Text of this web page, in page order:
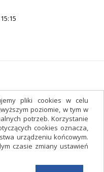
pliki cookies w celu
poziomie, w tym w
potrzeb. Korzystanie
cookies oznacza,
urządzeniu końcowym.
czasie zmiany ustawień
Facebook